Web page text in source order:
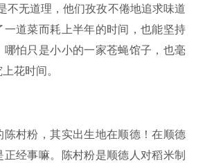
不无道理，他们孜孜不倦地追求味道
一道菜而耗上半年的时间，也能坚持
哪怕只是小小的一家苍蝇馆子，也毫
花时间。
陈村粉，其实出生地在顺德！在顺德
正经事嘛。陈村粉是顺德人对稻米制